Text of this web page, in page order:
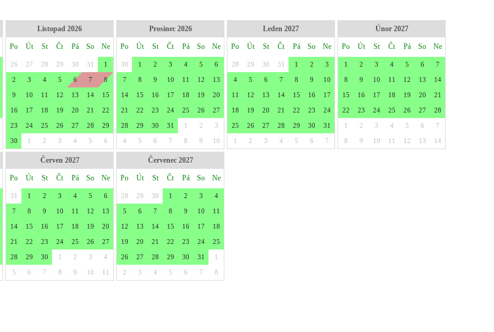
Listopad 2026
Po Út St Čt Pá So Ne
26 27 28 29 30 31 1
2 3 4 5 6 7 8
9 10 11 12 13 14 15
16 17 18 19 20 21 22
23 24 25 26 27 28 29
30 1 2 3 4 5 6
Prosinec 2026
Po Út St Čt Pá So Ne
30 1 2 3 4 5 6
7 8 9 10 11 12 13
14 15 16 17 18 19 20
21 22 23 24 25 26 27
28 29 30 31 1 2 3
4 5 6 7 8 9 10
Leden 2027
Po Út St Čt Pá So Ne
28 29 30 31 1 2 3
4 5 6 7 8 9 10
11 12 13 14 15 16 17
18 19 20 21 22 23 24
25 26 27 28 29 30 31
1 2 3 4 5 6 7
Únor 2027
Po Út St Čt Pá So Ne
1 2 3 4 5 6 7
8 9 10 11 12 13 14
15 16 17 18 19 20 21
22 23 24 25 26 27 28
1 2 3 4 5 6 7
8 9 10 11 12 13 14
Červen 2027
Po Út St Čt Pá So Ne
31 1 2 3 4 5 6
7 8 9 10 11 12 13
14 15 16 17 18 19 20
21 22 23 24 25 26 27
28 29 30 1 2 3 4
5 6 7 8 9 10 11
Červenec 2027
Po Út St Čt Pá So Ne
28 29 30 1 2 3 4
5 6 7 8 9 10 11
12 13 14 15 16 17 18
19 20 21 22 23 24 25
26 27 28 29 30 31 1
2 3 4 5 6 7 8